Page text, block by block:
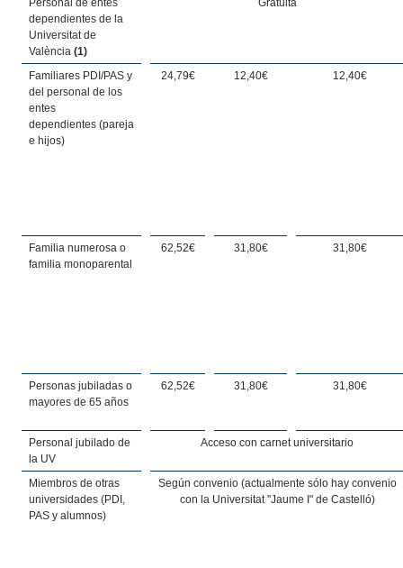
dependientes de la
Universitat de
València(1)
Familiares PDI/PAS y
del personal de los
entes
dependientes (pareja
e hijos)
24,79€ 12,40€ 12,40€
Familia numerosa o
familia monoparental
62,52€ 31,80€ 31,80€
Personas jubiladas o
mayores de 65 años
62,52€ 31,80€ 31,80€
Personal jubilado de
la UV
Acceso con carnet universitario
Miembros de otras
universidades (PDI,
PAS y alumnos)
Según convenio (actualmente sólo hay convenio
con la Universitat "Jaume I" de Castelló)